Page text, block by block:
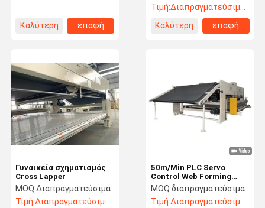
Τιμή:Διαπραγματεύσιμος
Καλύτερη
επαφή
Καλύτερη
επαφή
50m/Min PLC Servo
Control Web Forming
υψηλής ακρίβειας
μηχανή Cross Lapper
MOQ:διαπραγματεύσιμα
Τιμή:Διαπραγματεύσιμος
Γυναικεία σχηματισμός
Cross Lapper
MOQ:Διαπραγματεύσιμα
Τιμή:Διαπραγματεύσιμος